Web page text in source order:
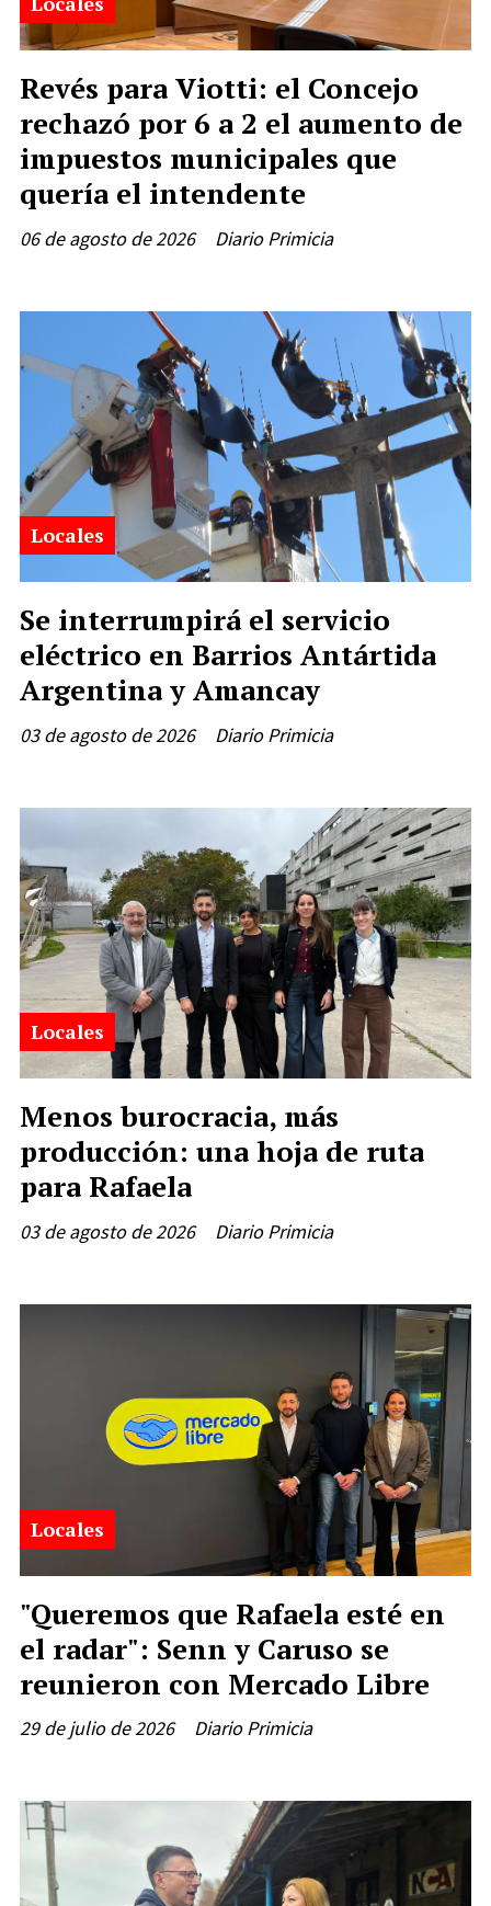
Revés para Viotti: el Concejo
rechazó por 6 a 2 el aumento de
impuestos municipales que
quería el intendente
Diario Primicia
06 de agosto de 2026
Se interrumpirá el servicio
eléctrico en Barrios Antártida
Argentina y Amancay
Diario Primicia
Locales
03 de agosto de 2026
Menos burocracia, más
producción: una hoja de ruta
para Rafaela
Diario Primicia
Locales
03 de agosto de 2026
"Queremos que Rafaela esté en
el radar": Senn y Caruso se
reunieron con Mercado Libre
Diario Primicia
Locales
29 de julio de 2026